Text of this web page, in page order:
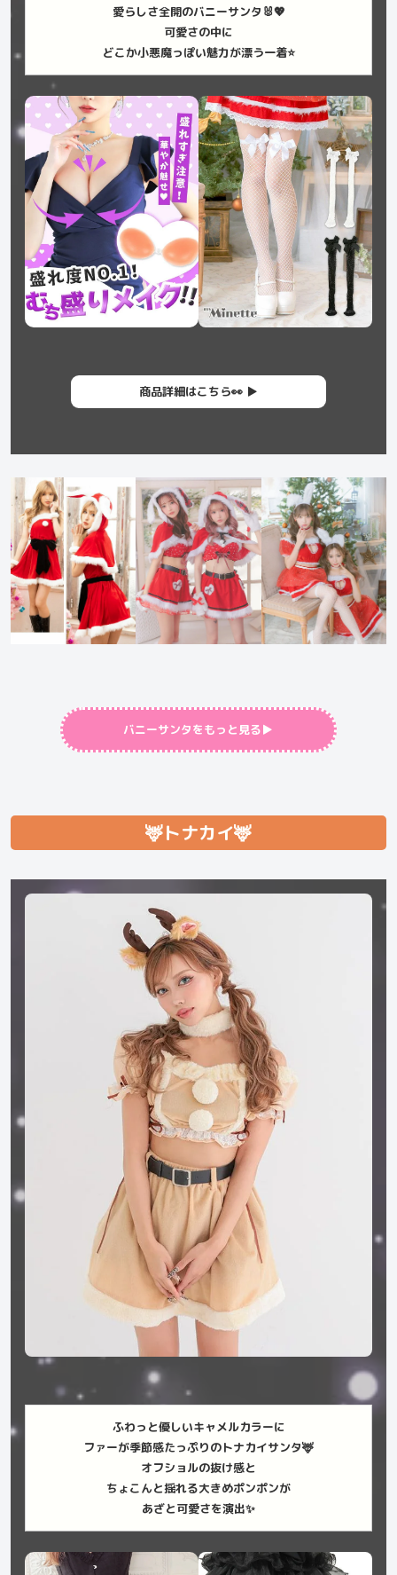
愛らしさ全開のバニーサンタ🐰💖
可愛さの中に
どこか小悪魔っぽい魅力が漂う一着⭐️
商品詳細はこちら👀 ▶︎
バニーサンタをもっと見る▶︎
🦌トナカイ🦌
ふわっと優しいキャメルカラーに
ファーが季節感たっぷりのトナカイサンタ🦌
オフショルの抜け感と
ちょこんと揺れる大きめポンポンが
あざと可愛さを演出✨